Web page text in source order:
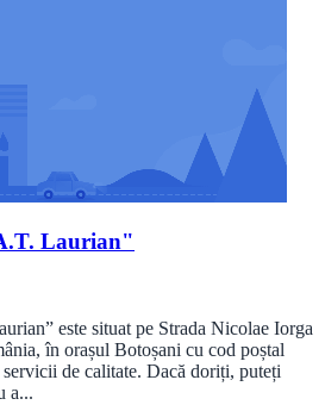
Laurian"
este situat pe Strada Nicolae Iorga
în orașul Botoșani cu cod poștal
de calitate. Dacă doriți, puteți
a...